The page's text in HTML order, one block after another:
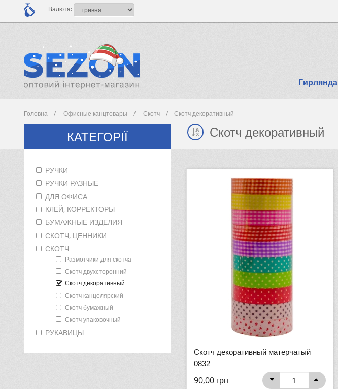
Валюта:
Гирлянда
Головна Офисные канцтовары Скотч Скотч декоративный
КАТЕГОРІЇ
РУЧКИ
РУЧКИ РАЗНЫЕ
ДЛЯ ОФИСА
КЛЕЙ, КОРРЕКТОРЫ
БУМАЖНЫЕ ИЗДЕЛИЯ
СКОТЧ, ЦЕННИКИ
СКОТЧ
Размотчики для скотча
Скотч двухсторонний
Скотч декоративный
Скотч канцелярский
Скотч бумажный
Скотч упаковочный
РУКАВИЦЫ
Скотч декоративный
Скотч декоративный матерчатый
0832
90,00 грн